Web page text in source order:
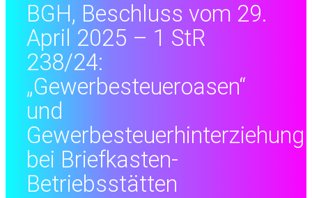
BGH, Beschluss vom 29.
April 2025 – 1 StR
238/24:
„Gewerbesteueroasen“
und
Gewerbesteuerhinterziehung
bei Briefkasten-
Betriebsstätten